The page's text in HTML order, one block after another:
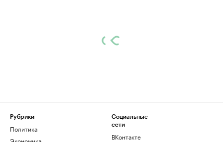
Рубрики
Политика
Социальные
сети
ВКонтакте